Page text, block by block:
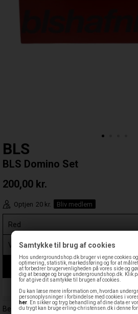
Samtykke til brug af cookies
Hos undergroundshop.dk bruger vi egne cookies
optimering, statistik, markedsføring og for at
at forbedrer brugervenligheden på vores side og
dig at besøge og bruge undergroundshop.dk. Klik
for at give dit samtykke til brugen af cookies.
Du kan læse mere information om, hvordan
personoplysninger i forbindelse med cookies i
her . En sikker og tryg behandling af dine data er
du trygt kan bruge erling-christensen.dk i denne
BLS
BLS Domino Set
200,00 kr.
Optjen 20 kr. Bliv medlem
LÆG I KURV
Leveringstid: 1-3
Beskrivelse